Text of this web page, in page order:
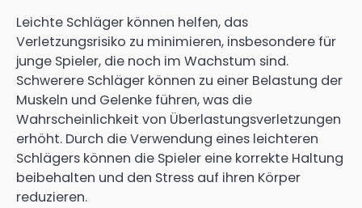
Leichte Schläger können helfen, das
Verletzungsrisiko zu minimieren, insbesondere für
junge Spieler, die noch im Wachstum sind.
Schwerere Schläger können zu einer Belastung der
Muskeln und Gelenke führen, was die
Wahrscheinlichkeit von Überlastungsverletzungen
erhöht. Durch die Verwendung eines leichteren
Schlägers können die Spieler eine korrekte Haltung
beibehalten und den Stress auf ihren Körper
reduzieren.